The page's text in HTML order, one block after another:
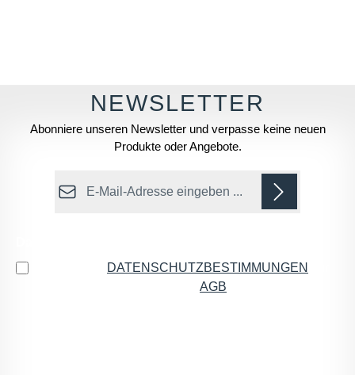
Abonniere unseren Newsletter und verpasse keine neuen
Produkte oder Angebote.
E-Mail-Adresse*
DATENSCHUTZBESTIMMUNGEN
AGB